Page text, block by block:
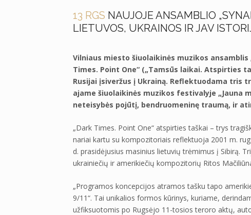
13 RGS NAUJOJE ANSAMBLIO
LIETUVOS, UKRAINOS IR JAV
Vilniaus miesto šiuolaikinės muzikos
Times. Point One“ („Tamsūs laikai. Atspirties
Rusijai įsiveržus į Ukrainą. Reflektuodama
ajame šiuolaikinės muzikos festivalyje „Jauna
neteisybės pojūtį, bendruomeninę traumą, ir
„Dark Times. Point One“ atspirties taškai – trys
nariai kartu su kompozitoriais reflektuoja 2001 m.
d. prasidėjusius masinius lietuvių trėmimus į Sibirą.
ukrainiečių ir amerikiečių kompozitorių Ritos
„Programos koncepcijos atramos tašku tapo
9/11“. Tai unikalios formos kūrinys, kuriame,
užfiksuotomis po Rugsėjo 11-tosios teroro aktų,